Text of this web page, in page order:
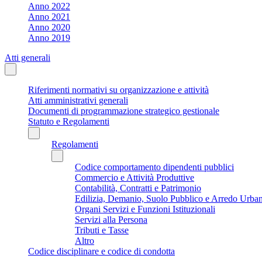
Anno 2022
Anno 2021
Anno 2020
Anno 2019
Atti generali
Riferimenti normativi su organizzazione e attività
Atti amministrativi generali
Documenti di programmazione strategico gestionale
Statuto e Regolamenti
Regolamenti
Codice comportamento dipendenti pubblici
Commercio e Attività Produttive
Contabilità, Contratti e Patrimonio
Edilizia, Demanio, Suolo Pubblico e Arredo
Organi Servizi e Funzioni Istituzionali
Servizi alla Persona
Tributi e Tasse
Altro
Codice disciplinare e codice di condotta